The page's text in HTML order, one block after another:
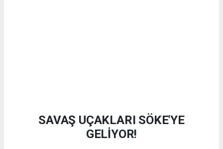
SAVAŞ UÇAKLARI SÖKE'YE
GELİYOR!